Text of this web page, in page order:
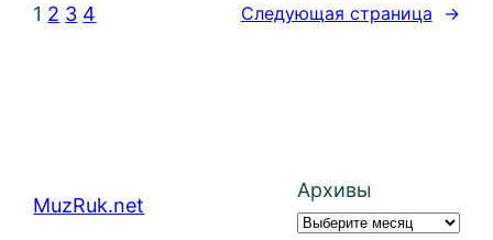
1 2 3 4 Следующая страница →
MuzRuk.net
Архивы